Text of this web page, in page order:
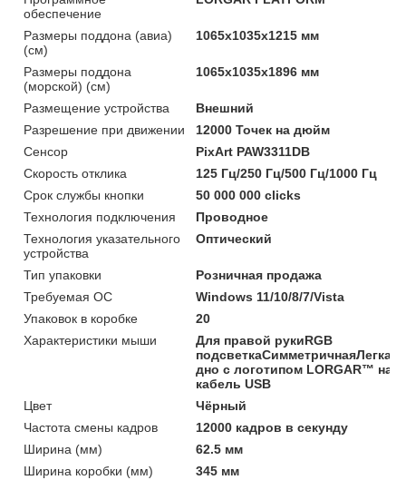
обеспечение
Размеры поддона (авиа)
(см)
1065x1035x1215 мм
Размеры поддона
(морской) (см)
1065x1035x1896 мм
Размещение устройства
Внешний
Разрешение при движении
12000 Точек на дюйм
Сенсор
PixArt PAW3311DB
Скорость отклика
125 Гц/250 Гц/500 Гц/1000 Гц
Срок службы кнопки
50 000 000 clicks
Технология подключения
Проводное
Технология указательного
устройства
Оптический
Тип упаковки
Розничная продажа
Требуемая ОС
Windows 11/10/8/7/Vista
Упаковок в коробке
20
Характеристики мыши
Для правой рукиRGB
дно с логотипом LORGAR™ на
кабель USB
Цвет
Чёрный
Частота смены кадров
12000 кадров в секунду
Ширина (мм)
62.5 мм
Ширина коробки (мм)
345 мм